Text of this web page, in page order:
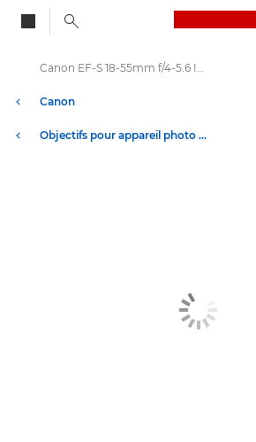
Canon
Objectifs pour appareil photo Canon
Canon EF-S 18-55mm f/4-5.6 IS STM - Objectifs